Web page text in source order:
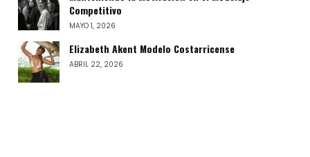
Competitivo
MAYO 1, 2026
Elizabeth Akent Modelo Costarricense
ABRIL 22, 2026